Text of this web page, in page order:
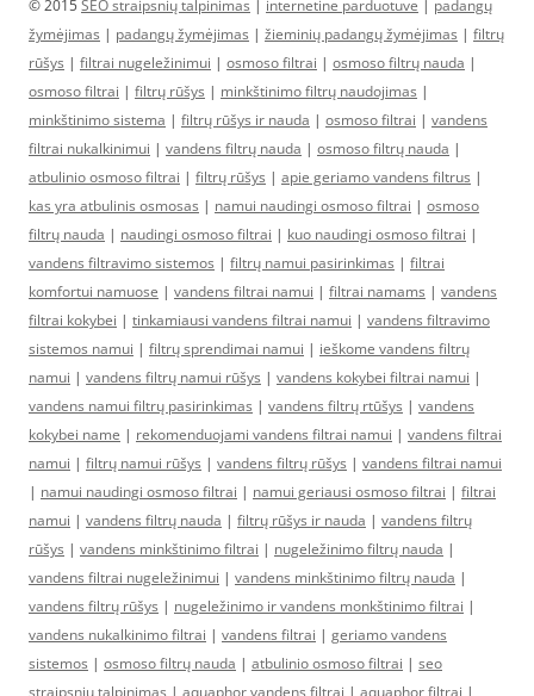
© 2015SEO straipsnių talpinimas | internetine parduotuve | padangų
žymėjimas | padangų žymėjimas | žieminių padangų žymėjimas | filtrų
rūšys | filtrai nugeležinimui | osmoso filtrai | osmoso filtrų nauda |
osmoso filtrai | filtrų rūšys | minkštinimo filtrų naudojimas |
minkštinimo sistema | filtrų rūšys ir nauda | osmoso filtrai | vandens
filtrai nukalkinimui | vandens filtrų nauda | osmoso filtrų nauda |
atbulinio osmoso filtrai | filtrų rūšys | apie geriamo vandens filtrus |
kas yra atbulinis osmosas | namui naudingi osmoso filtrai | osmoso
filtrų nauda | naudingi osmoso filtrai | kuo naudingi osmoso filtrai |
vandens filtravimo sistemos | filtrų namui pasirinkimas | filtrai
komfortui namuose | vandens filtrai namui | filtrai namams | vandens
filtrai kokybei | tinkamiausi vandens filtrai namui | vandens filtravimo
sistemos namui | filtrų sprendimai namui | ieškome vandens filtrų
namui | vandens filtrų namui rūšys | vandens kokybei filtrai namui |
vandens namui filtrų pasirinkimas | vandens filtrų rtūšys | vandens
kokybei name | rekomenduojami vandens filtrai namui | vandens filtrai
namui | filtrų namui rūšys | vandens filtrų rūšys | vandens filtrai namui
| namui naudingi osmoso filtrai | namui geriausi osmoso filtrai | filtrai
namui | vandens filtrų nauda | filtrų rūšys ir nauda | vandens filtrų
rūšys | vandens minkštinimo filtrai | nugeležinimo filtrų nauda |
vandens filtrai nugeležinimui | vandens minkštinimo filtrų nauda |
vandens filtrų rūšys | nugeležinimo ir vandens monkštinimo filtrai |
vandens nukalkinimo filtrai | vandens filtrai | geriamo vandens
sistemos | osmoso filtrų nauda | atbulinio osmoso filtrai | seo
straipsniu talpinimas | aquaphor vandens filtrai | aquaphor filtrai |